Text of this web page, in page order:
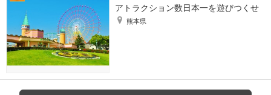
アトラクション数日本一を遊びつくせ
熊本県